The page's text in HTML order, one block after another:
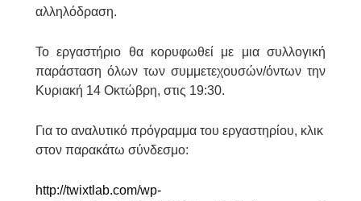
αλληλόδραση.
Το εργαστήριο θα κορυφωθεί με μια συλλογική
παράσταση όλων των συμμετεχουσών/όντων την
Κυριακή 14 Οκτώβρη, στις 19:30.
Για το αναλυτικό πρόγραμμα του εργαστηρίου, κλικ
στον παρακάτω σύνδεσμο:
http://twixtlab.com/wp-